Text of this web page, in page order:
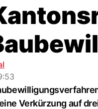
Verkürzung auf